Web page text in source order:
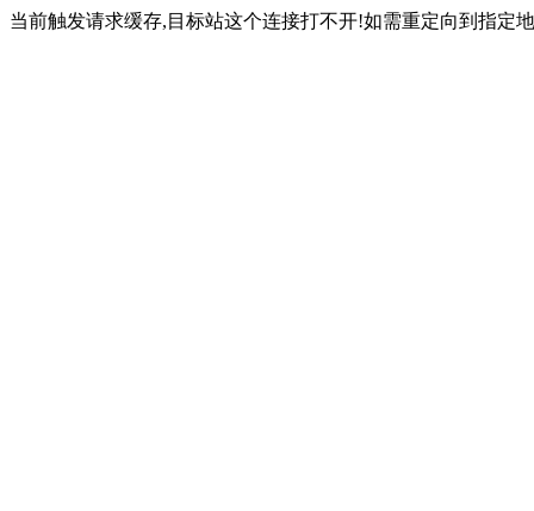
当前触发请求缓存,目标站这个连接打不开!如需重定向到指定